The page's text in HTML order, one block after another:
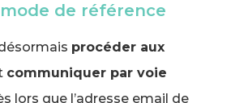
de référence
procéder aux
communiquer par voie
lors que l’adresse email de